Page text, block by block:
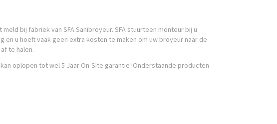
bij fabriek van SFA Sanibroyeur. SFA stuurteen monteur bij u
u hoeft vaak geen extra kosten te maken om uw broyeur naar de
te halen.
oplopen tot wel 5 Jaar On-SIte garantie !Onderstaande producten